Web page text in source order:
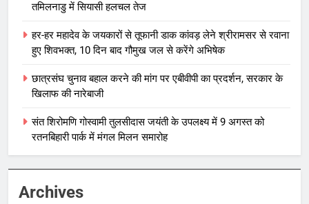
तमिलनाडु में सियासी हलचल तेज
हर-हर महादेव के जयकारों से तूफानी डाक कांवड़ लेने श्रीरामसर से रवाना
हुए शिवभक्त, 10 दिन बाद गौमुख जल से करेंगे अभिषेक
छात्रसंघ चुनाव बहाल करने की मांग पर एबीवीपी का प्रदर्शन, सरकार के
खिलाफ की नारेबाजी
संत शिरोमणि गोस्वामी तुलसीदास जयंती के उपलक्ष्य में 9 अगस्त को
रतनबिहारी पार्क में मंगल मिलन समारोह
Archives